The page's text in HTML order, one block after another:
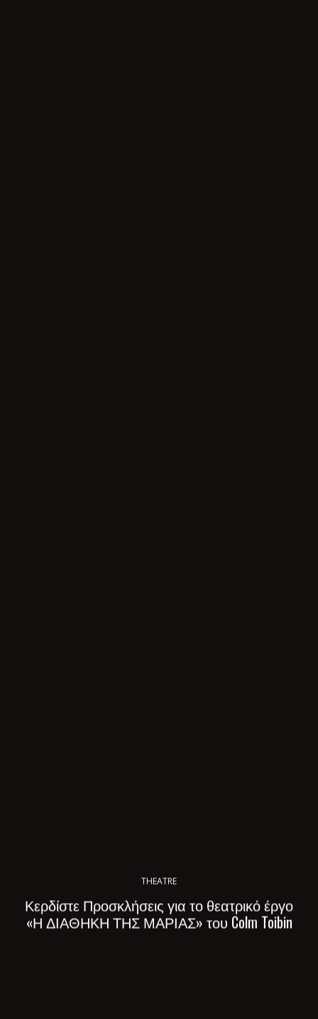
THEATRE
Κερδίστε Προσκλήσεις για το θεατρικό έργο
«Η ΔΙΑΘΗΚΗ ΤΗΣ ΜΑΡΙΑΣ» του Colm Toibin